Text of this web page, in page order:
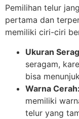
Pemilihan telur
pertama dan
memiliki ciri-ciri
Ukuran
seragam,
bisa
Warna Cerah:
memiliki
telur yang